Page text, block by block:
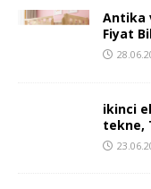
Antika
Fiyat
ikinci
tekne,